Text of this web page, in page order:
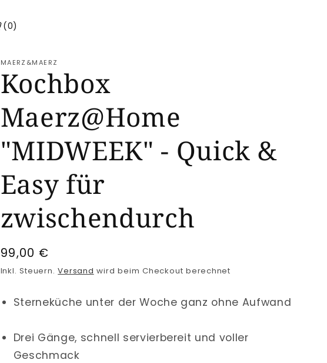
(0)
MAERZ&MAERZ
Kochbox
Maerz@Home
"MIDWEEK" - Quick &
Easy für
zwischendurch
Normaler
Preis
99,00 €
Inkl. Steuern.Versand wird beim Checkout berechnet
Sterneküche unter der Woche ganz ohne Aufwand
Drei Gänge, schnell servierbereit und voller
Geschmack